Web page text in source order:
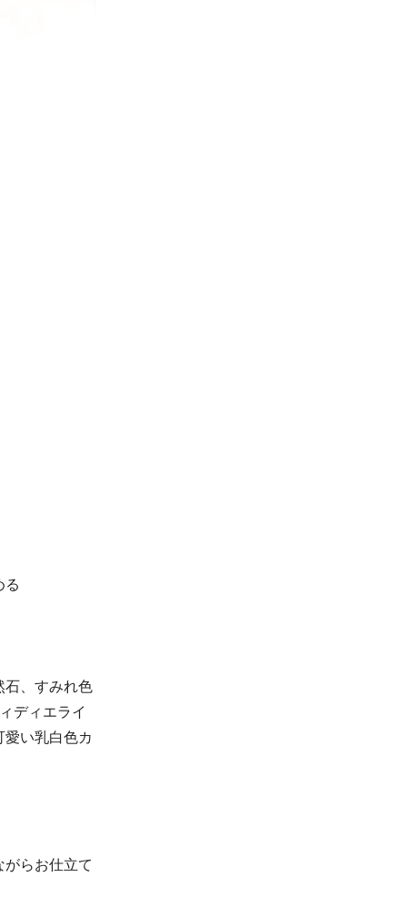
る
石、すみれ色
ディエライ
愛い乳白色カ
らお仕立て